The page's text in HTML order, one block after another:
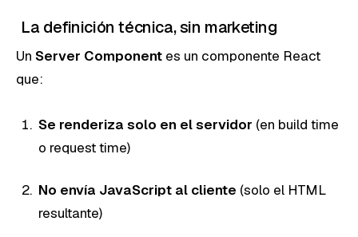
La definición técnica, sin marketing
Un Server Component es un componente React
que:
Se renderiza solo en el servidor (en build time
o request time)
No envía JavaScript al cliente (solo el HTML
resultante)